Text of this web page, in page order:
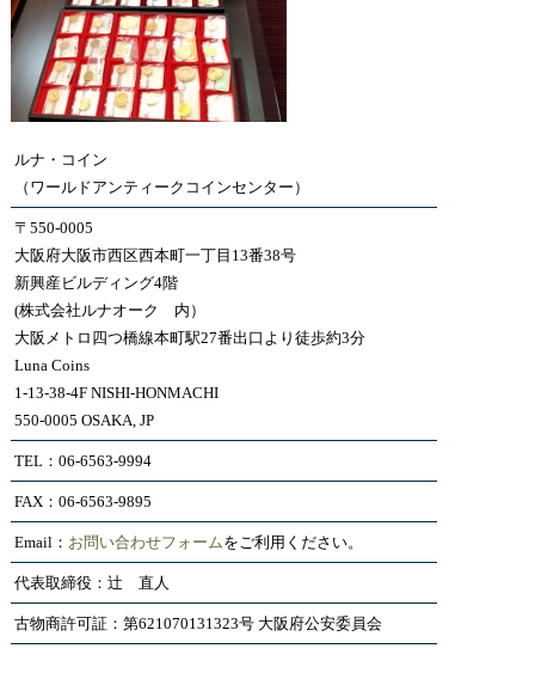
ルナ・コイン
（ワールドアンティークコインセンター）
〒550-0005
大阪府大阪市西区西本町一丁目13番38号
新興産ビルディング4階
(株式会社ルナオーク 内）
大阪メトロ四つ橋線本町駅27番出口より徒歩約3分
Luna Coins
1-13-38-4F NISHI-HONMACHI
550-0005 OSAKA, JP
TEL：06-6563-9994
FAX：06-6563-9895
Email： お問い合わせフォームをご利用ください。
代表取締役：辻 直人
古物商許可証：第621070131323号 大阪府公安委員会